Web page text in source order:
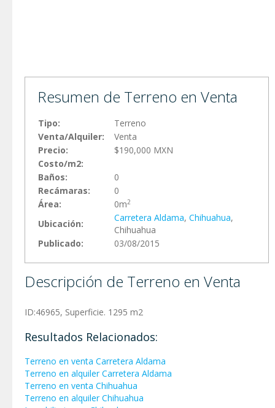
Resumen de Terreno en Venta
Tipo:
Terreno
Venta/Alquiler:
Venta
Precio:
$190,000 MXN
Costo/m2:
Baños:
0
Recámaras:
0
Área:
0m2
Ubicación:
Carretera Aldama, Chihuahua,
Chihuahua
Publicado:
03/08/2015
Descripción de Terreno en Venta
ID:46965, Superficie. 1295 m2
Resultados Relacionados:
Terreno en venta Carretera Aldama
Terreno en alquiler Carretera Aldama
Terreno en venta Chihuahua
Terreno en alquiler Chihuahua